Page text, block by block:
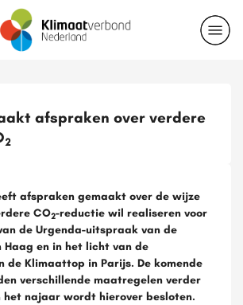
afspraken over verdere
2
afspraken gemaakt over de wijze
CO2-reductie wil realiseren voor
de Urgenda-uitspraak van de
Haag en in het licht van de
de Klimaattop in Parijs. De komende
verschillende maatregelen verder
het najaar wordt hierover besloten.